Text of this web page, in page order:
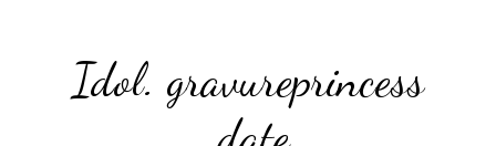
Idol. gravureprincess